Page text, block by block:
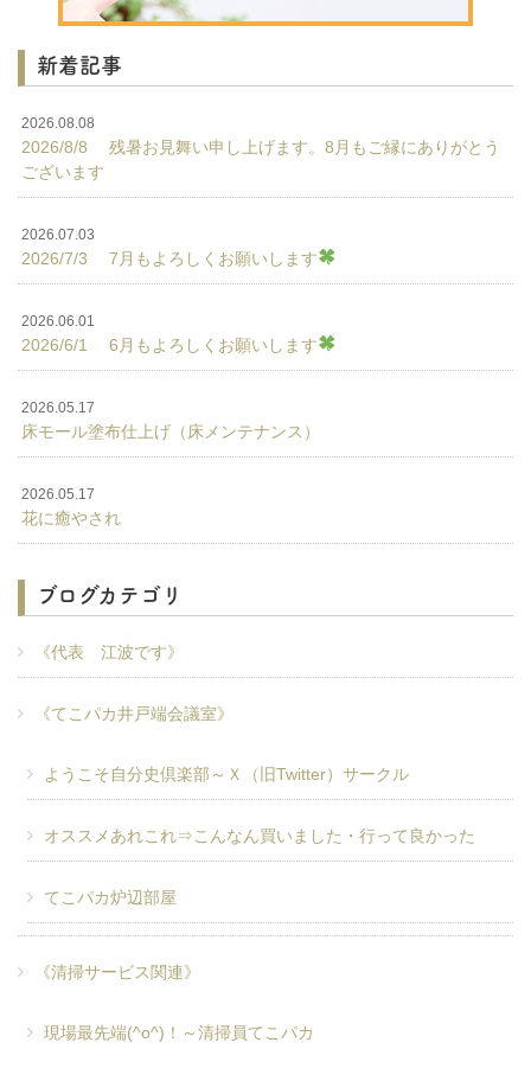
新着記事
2026.08.08
2026/8/8 残暑お見舞い申し上げます。8月もご縁にありがとう
ございます
2026.07.03
2026/7/3 7月もよろしくお願いします
2026.06.01
2026/6/1 6月もよろしくお願いします
2026.05.17
床モール塗布仕上げ（床メンテナンス）
2026.05.17
花に癒やされ
ブログカテゴリ
《代表 江波です》
《てこパカ井戸端会議室》
ようこそ自分史倶楽部～Ｘ（旧Twitter）サークル
オススメあれこれ⇒こんなん買いました・行って良かった
てこパカ炉辺部屋
《清掃サービス関連》
現場最先端(^o^)！～清掃員てこパカ